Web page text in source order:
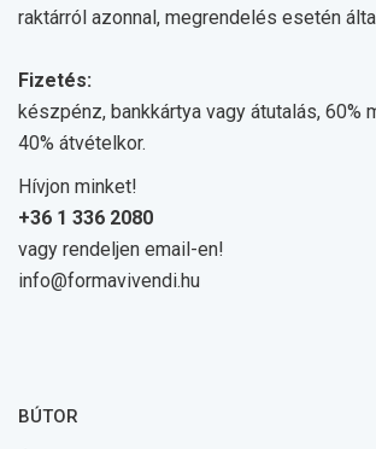
raktárról azonnal, megrendelés esetén
Fizetés:
készpénz, bankkártya vagy átutalás, 60%
40% átvételkor.
Hívjon minket!
+36 1 336 2080
vagy rendeljen email-en!
info@formavivendi.hu
BÚTOR